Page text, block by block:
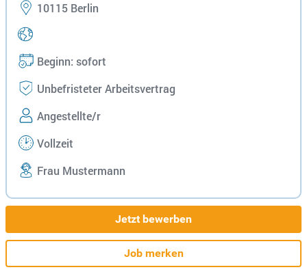
10115 Berlin
Beginn: sofort
Unbefristeter Arbeitsvertrag
Angestellte/r
Vollzeit
Frau Mustermann
Jetzt bewerben
Job merken